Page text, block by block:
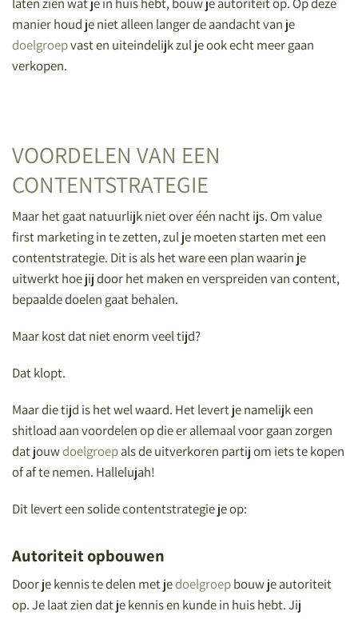
manier houd je niet alleen langer de aandacht van je
doelgroepvast en uiteindelijk zul je ook echt meer gaan
verkopen.
VOORDELEN VAN EEN
CONTENTSTRATEGIE
Maar het gaat natuurlijk niet over één nacht ijs. Om value
first marketing in te zetten, zul je moeten starten met een
contentstrategie. Dit is als het ware een plan waarin je
uitwerkt hoe jij door het maken en verspreiden van content,
bepaalde doelen gaat behalen.
Maar kost dat niet enorm veel tijd?
Dat klopt.
Maar die tijd is het wel waard. Het levert je namelijk een
shitload aan voordelen op die er allemaal voor gaan zorgen
dat jouwdoelgroepals de uitverkoren partij om iets te kopen
of af te nemen. Hallelujah!
Dit levert een solide contentstrategie je op:
Autoriteit opbouwen
Door je kennis te delen met jedoelgroepbouw je autoriteit
op. Je laat zien dat je kennis en kunde in huis hebt. Jij